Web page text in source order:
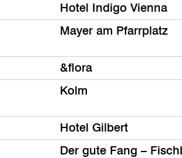
Hotel Indigo Vienna
Mayer am Pfarrplatz
&flora
Kolm
Hotel Gilbert
Der gute Fang –